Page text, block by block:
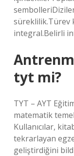
süreklilik.Türev
integral.Belirli
tyt mi?
TYT – AYT
matematik
Kullanıcılar,
tekrarlayan
geliştirdiğini